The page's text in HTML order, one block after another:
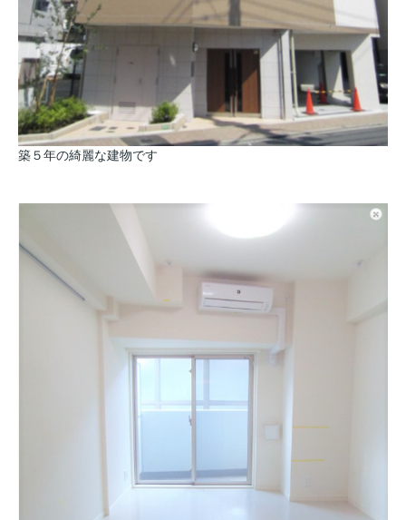
築５年の綺麗な建物です